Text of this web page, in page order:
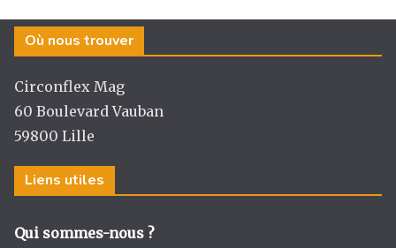
Où nous trouver
Circonflex Mag
60 Boulevard Vauban
59800 Lille
Liens utiles
Qui sommes-nous ?